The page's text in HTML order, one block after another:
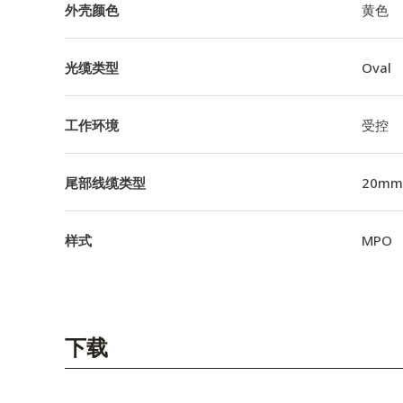
外壳颜色 黄色
光缆类型 Oval
工作环境 受控
尾部线缆类型
样式 MPO
下载